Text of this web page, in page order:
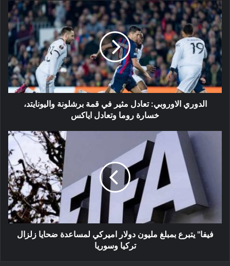
الدوري
الاوروبي:
تعادل
مثير
في
قمة
برشلونة
واليونايتد،
خسارة
الدوري الاوروبي: تعادل مثير في قمة برشلونة واليونايتد،
خسارة روما وتعادل اياكس
ضحايا
زلزال
تركيافيفا" يتبرع بمبلغ مليون دولار اميركي لمساعدة ضحايا زلزال
تركيا وسوريا